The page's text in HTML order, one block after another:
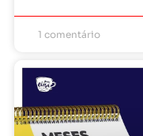
1 comentário